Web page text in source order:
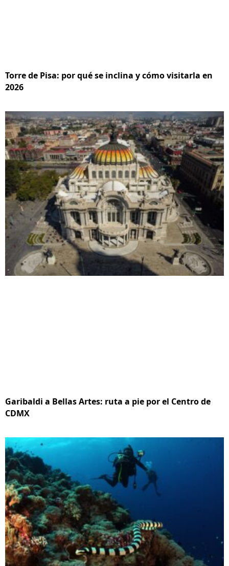
Torre de Pisa: por qué se inclina y cómo visitarla en
2026
Garibaldi a Bellas Artes: ruta a pie por el Centro de
CDMX